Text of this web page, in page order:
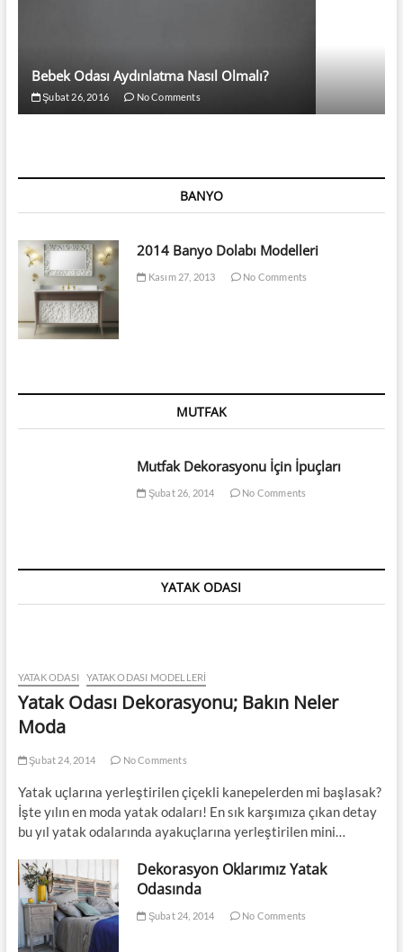
Bebek Odası Aydınlatma Nasıl Olmalı?
Şubat 26, 2016 No Comments
BANYO
2014 Banyo Dolabı Modelleri
Kasım 27, 2013 No Comments
MUTFAK
Mutfak Dekorasyonu İçin İpuçları
Şubat 26, 2014 No Comments
YATAK ODASI
YATAK ODASI YATAK ODASI MODELLERI
Yatak Odası Dekorasyonu; Bakın Neler
Moda
Şubat 24, 2014 No Comments
Yatak uçlarına yerleştirilen çiçekli kanepelerden mi başlasak?
İşte yılın en moda yatak odaları! En sık karşımıza çıkan detay
bu yıl yatak odalarında ayakuçlarına yerleştirilen mini…
Dekorasyon Oklarımız Yatak
Odasında
Şubat 24, 2014 No Comments